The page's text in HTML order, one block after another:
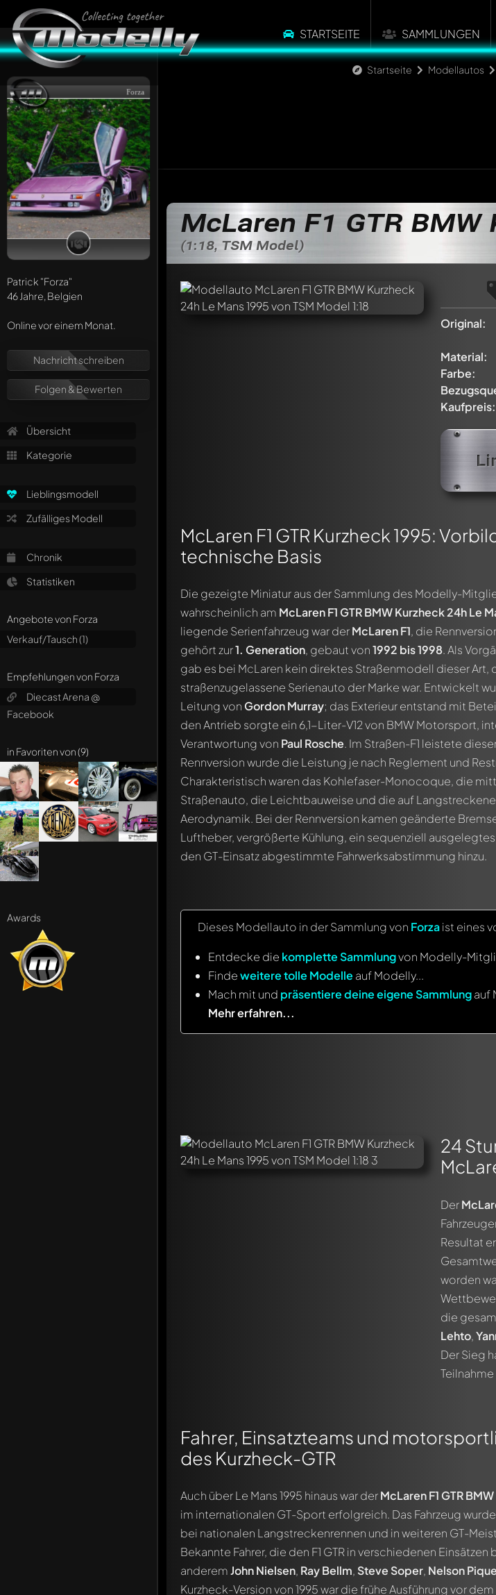
STARTSEITE SAMMLUNGEN
Startseite Modellautos
Forza
Patrick "Forza"
46 Jahre, Belgien
Online vor einem Monat.
Nachricht schreiben
Folgen & Bewerten
Übersicht
Kategorie
Lieblingsmodell
Zufälliges Modell
Chronik
Statistiken
Angebote von Forza
Verkauf/Tausch (1)
Empfehlungen von Forza
Diecast Arena @
Facebook
in Favoriten von (9)
Awards
McLaren F1 GTR
(1:18, TSM Model)
Original:
Material:
Farbe:
Kaufpreis:
McLaren F1 GTR Kurzheck 1995:
technische Basis
Die gezeigte Miniatur aus der Sammlung des Modelly-
wahrscheinlich am McLaren F1 GTR BMW Kurzheck 24h Le
liegende Serienfahrzeug war derMcLaren F1, die
gehört zur1. Generation, gebaut von1992 bis 1998. Als
gab es bei McLaren kein direktes Straßenmodell dieser Art,
straßenzugelassene Serienauto der Marke war. Entwickelt
Leitung von Gordon Murray; das Exterieur entstand mit
den Antrieb sorgte ein 6,1-Liter-V12 von BMW Motorsport,
Verantwortung von Paul Rosche. Im Straßen-F1 leistete
Rennversion wurde die Leistung je nach Reglement und
Charakteristisch waren das Kohlefaser-Monocoque, die
Straßenauto, die Leichtbauweise und die auf
Aerodynamik. Bei der Rennversion kamen geänderte
Luftheber, vergrößerte Kühlung, ein sequenziell
den GT-Einsatz abgestimmte Fahrwerksabstimmung hinzu.
Dieses Modellauto in der Sammlung von Forzaist eines
Entdecke die komplette Sammlungvon Modelly-
Findeweitere tolle Modelle auf Modelly...
Mach mit und präsentiere deine eigene Sammlungauf
Mehr erfahren...
24
Der
Resultat
worden
die
Lehto,
Der Sieg
Fahrer, Einsatzteams und
des Kurzheck-GTR
Auch über Le Mans 1995 hinaus war derMcLaren F1 GTR
im internationalen GT-Sport erfolgreich. Das Fahrzeug
bei nationalen Langstreckenrennen und in weiteren GT-
Bekannte Fahrer, die den F1 GTR in verschiedenen
anderemJohn Nielsen, Ray Bellm, Steve Soper, Nelson
Kurzheck-Version von 1995 war die frühe Ausführung vor